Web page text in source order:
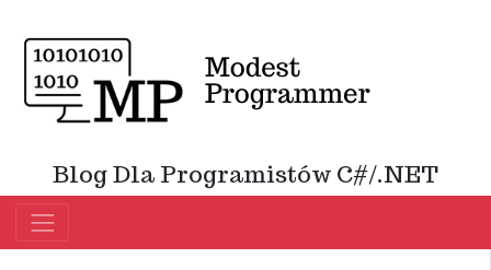
Blog Dla Programistów C#/.NET